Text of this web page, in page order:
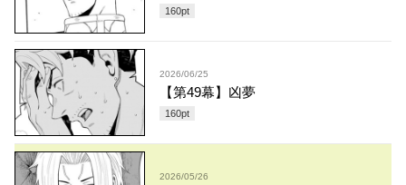
160pt
2026/06/25
【第49幕】凶夢
160pt
2026/05/26